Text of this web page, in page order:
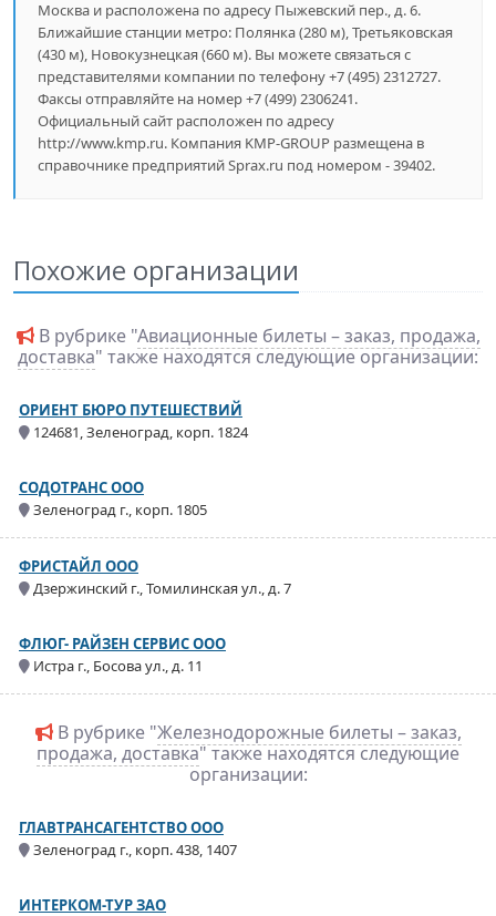
Москва и расположена по адресу Пыжевский пер., д. 6.
Ближайшие станции метро: Полянка (280 м), Третьяковская
(430 м), Новокузнецкая (660 м). Вы можете связаться с
представителями компании по телефону +7 (495) 2312727.
Факсы отправляйте на номер +7 (499) 2306241.
Официальный сайт расположен по адресу
http://www.kmp.ru. Компания KMP-GROUP размещена в
справочнике предприятий Sprax.ru под номером - 39402.
Похожие организации
В рубрике "Авиационные билеты – заказ, продажа,
доставка" также находятся следующие организации:
ОРИЕНТ БЮРО ПУТЕШЕСТВИЙ
124681, Зеленоград, корп. 1824
СОДОТРАНС ООО
Зеленоград г., корп. 1805
ФРИСТАЙЛ ООО
Дзержинский г., Томилинская ул., д. 7
ФЛЮГ- РАЙЗЕН СЕРВИС ООО
Истра г., Босова ул., д. 11
В рубрике "Железнодорожные билеты – заказ,
продажа, доставка" также находятся следующие
организации:
ГЛАВТРАНСАГЕНТСТВО ООО
Зеленоград г., корп. 438, 1407
ИНТЕРКОМ-ТУР ЗАО